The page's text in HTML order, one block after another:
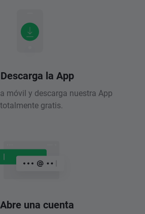
la App
móvil y descarga nuestra App
totalmente gratis.
una cuenta